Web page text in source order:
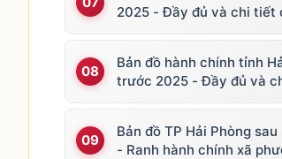
2025 - Đầy đủ và chi tiết
Bản đồ hành chính tỉnh
trước 2025 - Đầy đủ và
Bản đồ TP Hải Phòng
- Ranh hành chính xã